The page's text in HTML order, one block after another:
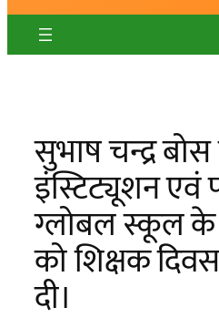
सुभाष चन्द्र
इंस्टिट्यूशन एवं
ग्लोबल स्कूल के
को शिक्षक
दी।